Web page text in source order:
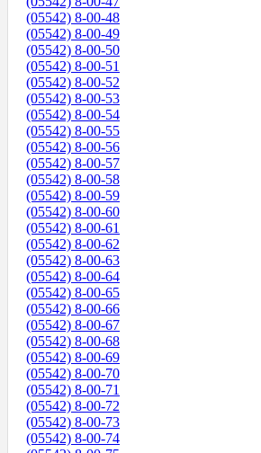
(05542) 8-00-48
(05542) 8-00-49
(05542) 8-00-50
(05542) 8-00-51
(05542) 8-00-52
(05542) 8-00-53
(05542) 8-00-54
(05542) 8-00-55
(05542) 8-00-56
(05542) 8-00-57
(05542) 8-00-58
(05542) 8-00-59
(05542) 8-00-60
(05542) 8-00-61
(05542) 8-00-62
(05542) 8-00-63
(05542) 8-00-64
(05542) 8-00-65
(05542) 8-00-66
(05542) 8-00-67
(05542) 8-00-68
(05542) 8-00-69
(05542) 8-00-70
(05542) 8-00-71
(05542) 8-00-72
(05542) 8-00-73
(05542) 8-00-74